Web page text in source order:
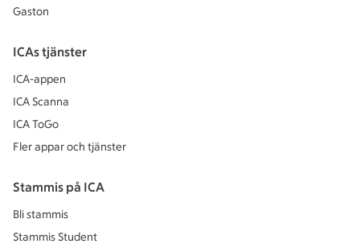
Gaston
ICAs tjänster
ICA-appen
ICA Scanna
ICA ToGo
Fler appar och tjänster
Stammis på ICA
Bli stammis
Stammis Student